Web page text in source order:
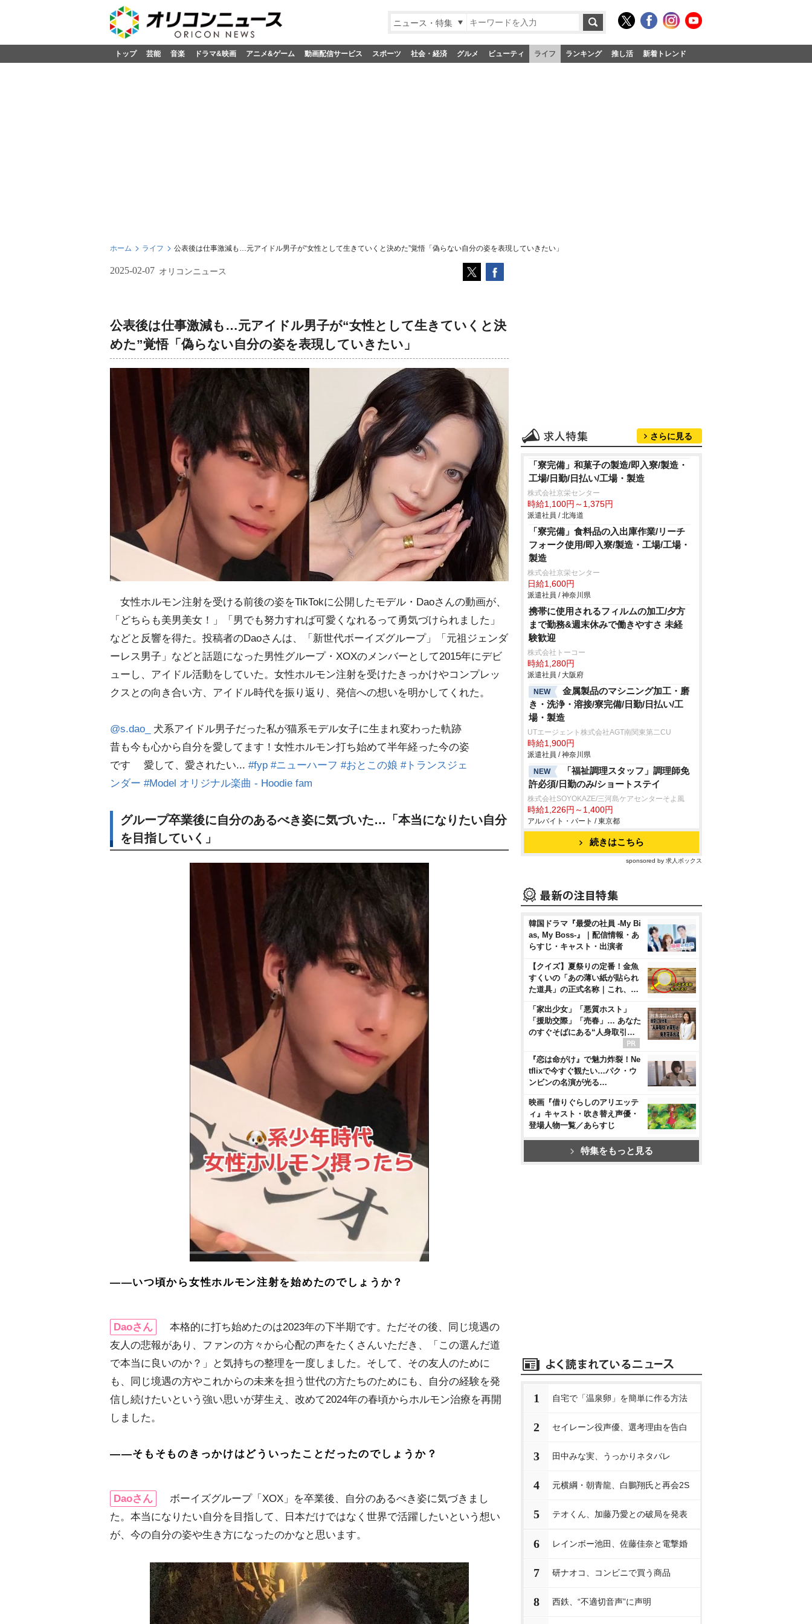
ニュース・特集
トップ 芸能 音楽 ドラマ&映画 アニメ&ゲーム 動画配信サービス スポーツ 社会・経済 グルメ ビューティ ライフ ランキング 推し活 新着トレンド
ホーム ライフ 公表後は仕事激減も…元アイドル男子が“女性として生きていくと決めた”覚悟「偽らない自分の姿を表現していきたい」
2025-02-07 オリコンニュース
公表後は仕事激減も…元アイドル男子が“女性として生きていくと決
めた”覚悟「偽らない自分の姿を表現していきたい」
女性ホルモン注射を受ける前後の姿をTikTokに公開したモデル・Daoさんの動画が、
「どちらも美男美女！」「男でも努力すれば可愛くなれるって勇気づけられました」
などと反響を得た。投稿者のDaoさんは、「新世代ボーイズグループ」「元祖ジェンダ
ーレス男子」などと話題になった男性グループ・XOXのメンバーとして2015年にデビ
ューし、アイドル活動をしていた。女性ホルモン注射を受けたきっかけやコンプレッ
クスとの向き合い方、アイドル時代を振り返り、発信への想いを明かしてくれた。
@s.dao_
犬系アイドル男子だった私が猫系モデル女子に生まれ変わった軌跡
昔も今も心から自分を愛してます！女性ホルモン打ち始めて半年経った今の姿
です 愛して、愛されたい... #fyp #ニューハーフ #おとこの娘 #トランスジェ
ンダー #Model オリジナル楽曲 - Hoodie fam
グループ卒業後に自分のあるべき姿に気づいた…「本当になりたい自分
を目指していく」
――いつ頃から女性ホルモン注射を始めたのでしょうか？
Daoさん
本格的に打ち始めたのは2023年の下半期です。ただその後、同じ境遇の
友人の悲報があり、ファンの方々から心配の声をたくさんいただき、「この選んだ道
で本当に良いのか？」と気持ちの整理を一度しました。そして、その友人のために
も、同じ境遇の方やこれからの未来を担う世代の方たちのためにも、自分の経験を発
信し続けたいという強い思いが芽生え、改めて2024年の春頃からホルモン治療を再開
しました。
――そもそものきっかけはどういったことだったのでしょうか？
Daoさん
ボーイズグループ「XOX」を卒業後、自分のあるべき姿に気づきまし
た。本当になりたい自分を目指して、日本だけではなく世界で活躍したいという想い
が、今の自分の姿や生き方になったのかなと思います。
さらに見る
「寮完備」和菓子の製造/即入寮/製造・
工場/日勤/日払い/工場・製造
株式会社京栄センター
時給1,100円～1,375円
派遣社員 / 北海道
「寮完備」食料品の入出庫作業/リーチ
フォーク使用/即入寮/製造・工場/工場・
製造
株式会社京栄センター
日給1,600円
派遣社員 / 神奈川県
携帯に使用されるフィルムの加工/夕方
まで勤務&週末休みで働きやすさ 未経
験歓迎
株式会社トーコー
時給1,280円
派遣社員 / 大阪府
NEW
金属製品のマシニング加工・磨
き・洗浄・溶接/寮完備/日勤/日払い/工
場・製造
UTエージェント株式会社AGT南関東第二CU
時給1,900円
派遣社員 / 神奈川県
NEW
「福祉調理スタッフ」調理師免
許必須/日勤のみ/ショートステイ
株式会社SOYOKAZE/三河島ケアセンターそよ風
時給1,226円～1,400円
アルバイト・パート / 東京都
続きはこちら
sponsored by 求人ボックス
韓国ドラマ『最愛の社員 -My Bi
as, My Boss-』｜配信情報・あ
らすじ・キャスト・出演者
【クイズ】夏祭りの定番！金魚
すくいの「あの薄い紙が貼られ
た道具」の正式名称｜これ、…
「家出少女」「悪質ホスト」
「援助交際」「売春」… あなた
のすぐそばにある“人身取引…
『恋は命がけ』で魅力炸裂！Ne
tflixで今すぐ観たい…パク・ウ
ンビンの名演が光る…
映画『借りぐらしのアリエッテ
ィ』キャスト・吹き替え声優・
登場人物一覧／あらすじ
特集をもっと見る
1 自宅で「温泉卵」を簡単に作る方法
2 セイレーン役声優、選考理由を告白
3 田中みな実、うっかりネタバレ
4 元横綱・朝青龍、白鵬翔氏と再会2S
5 テオくん、加藤乃愛との破局を発表
6 レインボー池田、佐藤佳奈と電撃婚
7 研ナオコ、コンビニで買う商品
8 西鉄、“不適切音声”に声明